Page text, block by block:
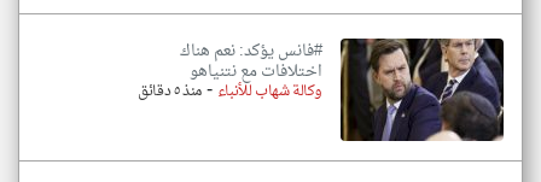
#فانس يؤكد: نعم هناك
اختلافات مع نتنياهو
وكالة شهاب للأنباء-منذ ٥ دقائق